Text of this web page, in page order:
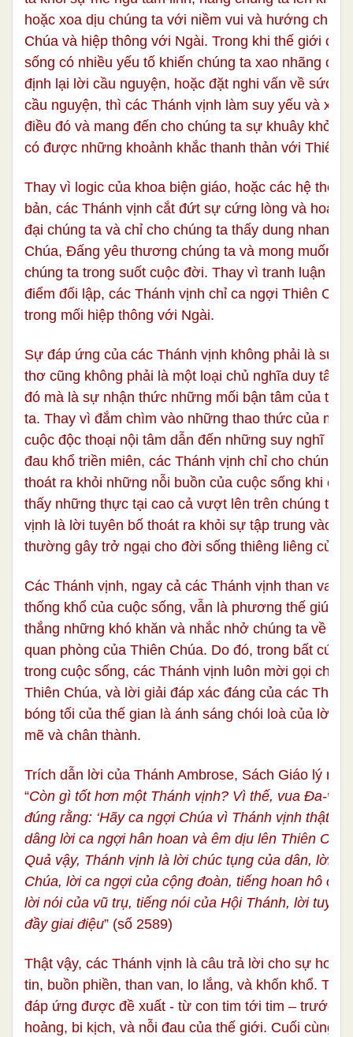
hoặc xoa dịu chúng ta với niềm vui và hướng
Chúa và hiệp thông với Ngài. Trong khi thế giới
sống có nhiều yếu tố khiến chúng ta xao nhãng cầu
định lại lời cầu nguyện, hoặc đặt nghi vấn về sức
cầu nguyện, thì các Thánh vịnh làm suy yếu và xua
điều đó và mang đến cho chúng ta sự khuây khỏa
có được những khoảnh khắc thanh thản với Thiên
Thay vì logic của khoa biện giáo, hoặc các hệ
bản, các Thánh vịnh cắt đứt sự cứng lòng và hoài
đại chúng ta và chỉ cho chúng ta thấy dung nhan
Chúa, Đấng yêu thương chúng ta và mong muốn
chúng ta trong suốt cuộc đời. Thay vì tranh luận về
điểm đối lập, các Thánh vịnh chỉ ca ngợi Thiên
trong mối hiệp thông với Ngài.
Sự đáp ứng của các Thánh vịnh không phải là sự
thơ cũng không phải là một loại chủ nghĩa duy tâm
đó mà là sự nhận thức những mối bận tâm của tâm
ta. Thay vì đắm chìm vào những thao thức của
cuộc độc thoại nội tâm dẫn đến những suy nghĩ
đau khổ triền miên, các Thánh vịnh chỉ cho chúng
thoát ra khỏi những nỗi buồn của cuộc sống khi
thấy những thực tại cao cả vượt lên trên chúng ta.
vịnh là lời tuyên bố thoát ra khỏi sự tập trung vào
thường gây trở ngại cho đời sống thiêng liêng của
Các Thánh vịnh, ngay cả các Thánh vịnh than van
thống khổ của cuộc sống, vẫn là phương thế giúp
thắng những khó khăn và nhắc nhở chúng ta về sự
quan phòng của Thiên Chúa. Do đó, trong bất cứ
trong cuộc sống, các Thánh vịnh luôn mời gọi
Thiên Chúa, và lời giải đáp xác đáng của các
bóng tối của thế gian là ánh sáng chói loà của lời “
mẽ và chân thành.
Trích dẫn lời của Thánh Ambrose, Sách Giáo lý
“Còn gì tốt hơn một Thánh vịnh? Vì thế, vua Đa-vít
đúng rằng: ‘Hãy ca ngợi Chúa vì Thánh vịnh thật là
dâng lời ca ngợi hân hoan và êm dịu lên Thiên
Quả vậy, Thánh vịnh là lời chúc tụng của dân, lời
Chúa, lời ca ngợi của cộng đoàn, tiếng hoan hô
lời nói của vũ trụ, tiếng nói của Hội Thánh, lời tuyên
đầy giai điệu” (số 2589)
Thật vậy, các Thánh vịnh là câu trả lời cho sự hoài
tin, buồn phiền, than van, lo lắng, và khốn khổ.
đáp ứng được đề xuất - từ con tim tới tim – trước
hoảng, bi kịch, và nỗi đau của thế giới. Cuối cùng,